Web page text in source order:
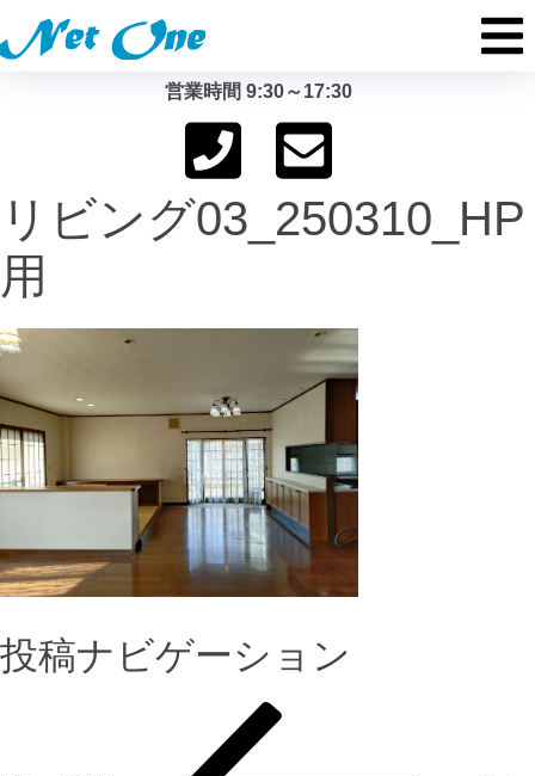
営業時間 9:30～17:30
リビング03_250310_HP
用
投稿ナビゲーション